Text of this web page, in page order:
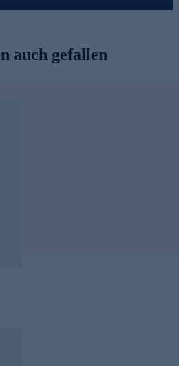
auch gefallen